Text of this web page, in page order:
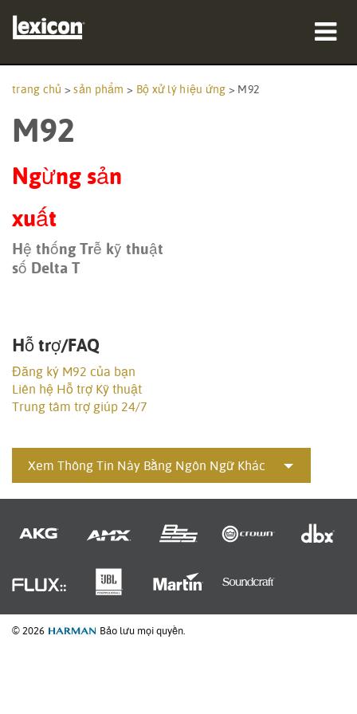
sản phẩm
nơi mua
Nghiên cứu trường hợp
đào tạo
hỗ trợ
Ngôn ngữ/Khu vực
trang chủ >sản phẩm > Bộ xử lý hiệu ứng > M92
M92
Ngừng sản
xuất
Hệ thống Trễ kỹ thuật
số Delta T
Hỗ trợ/FAQ
Đăng ký M92 của bạn
Liên hệ Hỗ trợ Kỹ thuật
Trung tâm trợ giúp 24/7
Xem Thông Tin Này Bằng Ngôn Ngữ Khác
© 2026 Bảo lưu mọi quyền.